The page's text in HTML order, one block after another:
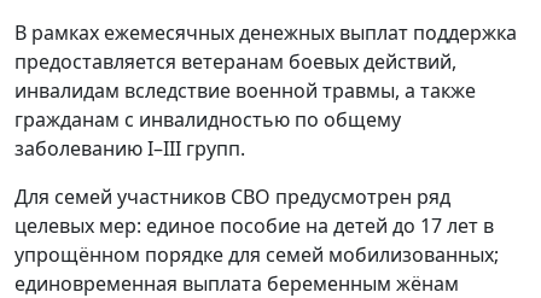
В рамках ежемесячных денежных выплат поддержка
предоставляется ветеранам боевых действий,
инвалидам вследствие военной травмы, а также
гражданам с инвалидностью по общему
заболеванию I–III групп.
Для семей участников СВО предусмотрен ряд
целевых мер: единое пособие на детей до 17 лет в
упрощённом порядке для семей мобилизованных;
единовременная выплата беременным жёнам